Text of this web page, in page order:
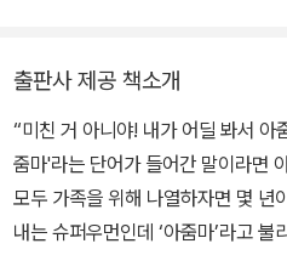
숨어서 인생을 지루하게 살고 있는
썼다. 항상 밝은 웃음을 지니는 그녀지만 불우했던 어린 시절과 어쩔
수 없이 겪어야만 했던 고난의 시간
만 그 경험들마저도 그녀에게는 더
제는 누구보다 인생을 적극적으로
출판사 제공 책소개
“미친 거 아니야! 내가 어딜 봐서 아줌마야!” 아줌마가
줌마'라는 단어가 들어간 말이라면
모두 가족을 위해 나열하자면 몇 년
내는 슈퍼우먼인데 ‘아줌마’라고